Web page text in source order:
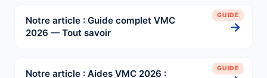
GUIDE
Notre article : Guide complet VMC
2026 — Tout savoir
→
GUIDE
Notre article : Aides VMC 2026 :